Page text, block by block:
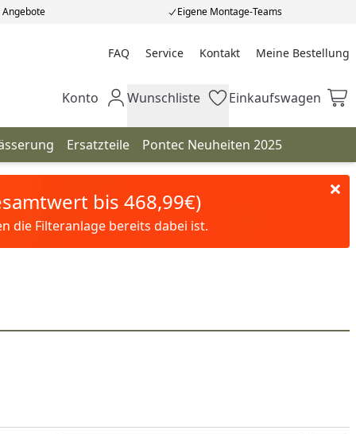
Eigene Montage-Teams
FAQ Service Kontakt Meine Bestellung
Meine Bestellung
Mein Konto
Konto Wunschliste
Wunschliste Einkaufswagen
Einkaufswagen
Ersatzteile Pontec Neuheiten 2025
bis 468,99€)
die Filteranlage bereits dabei ist.